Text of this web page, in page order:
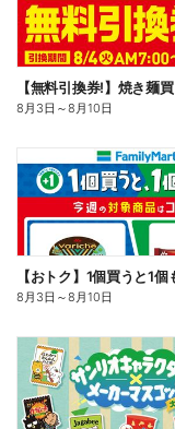
8月3日 ～8月10日
8月3日 ～8月10日